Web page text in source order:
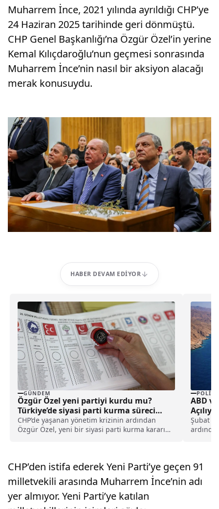
Muharrem İnce, 2021 yılında ayrıldığı CHP’ye
24 Haziran 2025 tarihinde geri dönmüştü.
CHP Genel Başkanlığı’na Özgür Özel’in yerine
Kemal Kılıçdaroğlu’nun geçmesi sonrasında
Muharrem İnce’nin nasıl bir aksiyon alacağı
merak konusuydu.
HABER DEVAM EDIYOR
GÜNDEM
Özgür Özel yeni partiyi kurdu mu?
Türkiye’de siyasi parti kurma süreci
nasıl işler?
CHP’de yaşanan yönetim krizinin ardından
Özgür Özel, yeni bir siyasi parti kurma kararını
siyasi bir parti kurma süreci hakkındaki
araştırmaları artırdı.
ABD
Şubat
CHP’den istifa ederek Yeni Parti’ye geçen 91
milletvekili arasında Muharrem İnce’nin adı
yer almıyor. Yeni Parti’ye katılan